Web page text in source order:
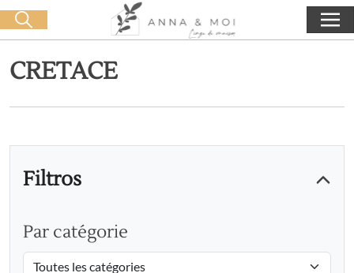
Oferta de entrega a partir de 60€ de compra 0,00€
CRETACE
Filtros
Par catégorie